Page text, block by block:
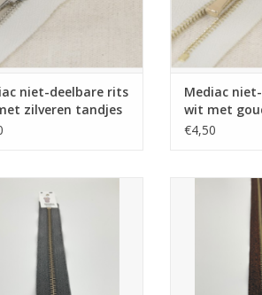
niet-deelbare rits
zilveren tandjes
Mediac
wit met
20cm
€4,50
grijs 15cm
Mediac Niet-